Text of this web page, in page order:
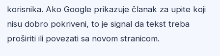
korisnika. Ako Google prikazuje članak za upite koji
nisu dobro pokriveni, to je signal da tekst treba
proširiti ili povezati sa novom stranicom.